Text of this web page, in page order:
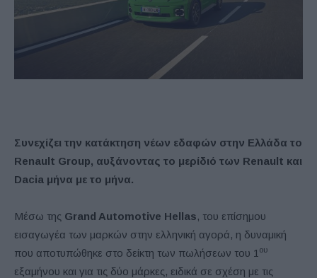
Συνεχίζει την κατάκτηση νέων εδαφών στην Ελλάδα το
Renault Group, αυξάνοντας το μερίδιό των Renault και
Dacia μήνα με το μήνα.
Μέσω της Grand Automotive Hellas, του επίσημου
εισαγωγέα των μαρκών στην ελληνική αγορά, η δυναμική
που αποτυπώθηκε στο δείκτη των πωλήσεων του 1 ου
εξαμήνου και για τις δύο μάρκες, ειδικά σε σχέση με τις